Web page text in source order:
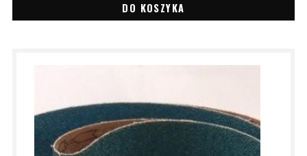
DO KOSZYKA